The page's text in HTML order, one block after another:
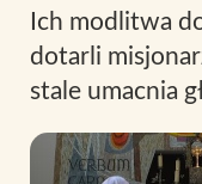
Ich modlitwa
dotarli
stale umacnia